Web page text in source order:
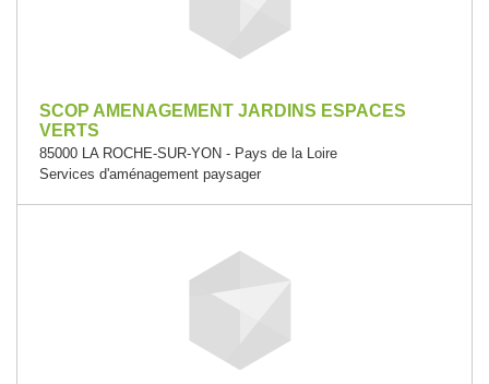
SCOP AMENAGEMENT JARDINS ESPACES
VERTS
85000 LA ROCHE-SUR-YON - Pays de la Loire
Services d'aménagement paysager